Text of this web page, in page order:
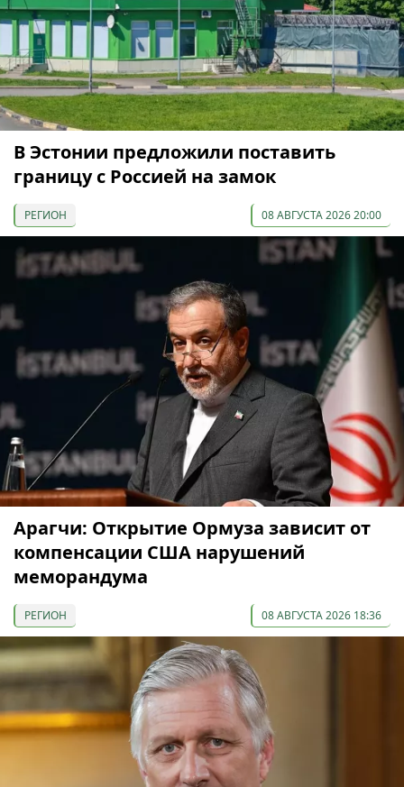
В Эстонии предложили поставить
границу с Россией на замок
РЕГИОН 08 АВГУСТА 2026 20:00
Арагчи: Открытие Ормуза зависит от
компенсации США нарушений
меморандума
РЕГИОН 08 АВГУСТА 2026 18:36